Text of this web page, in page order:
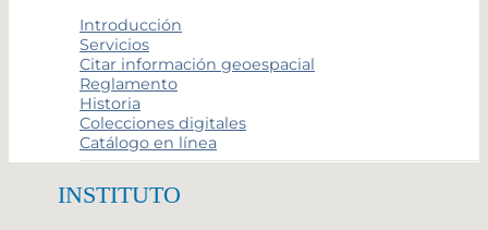
Introducción
Servicios
Citar información geoespacial
Reglamento
Historia
Colecciones digitales
Catálogo en línea
INSTITUTO